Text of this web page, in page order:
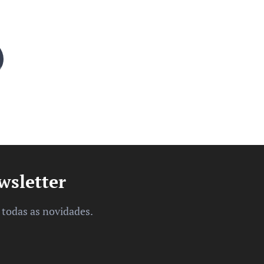
as novidades.